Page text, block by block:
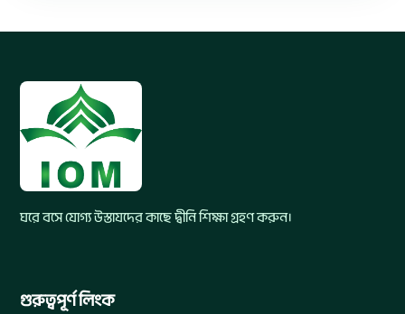
ঘরে বসে যোগ্য উস্তাযদের কাছে দ্বীনি শিক্ষা গ্রহণ করুন।
গুরুত্বপূর্ণ লিংক